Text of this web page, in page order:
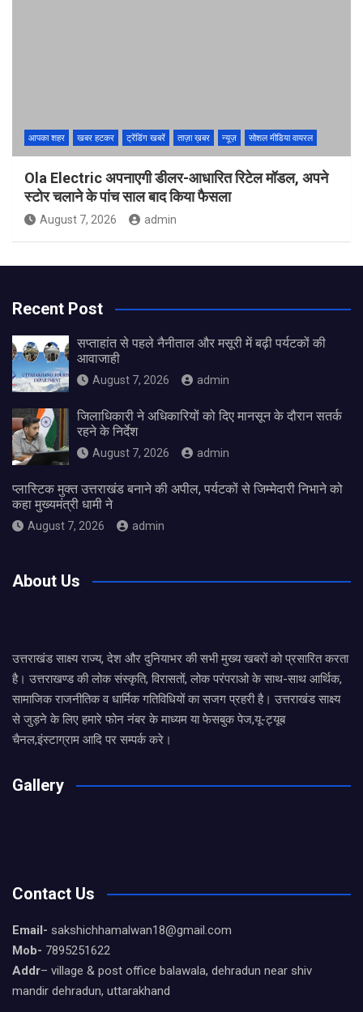
आपका शहर खबर हटकर ट्रेंडिंग खबरें ताज़ा ख़बर न्यूज़ सोशल मीडिया वायरल
Ola Electric अपनाएगी डीलर-आधारित रिटेल मॉडल, अपने
स्टोर चलाने के पांच साल बाद किया फैसला
August 7, 2026 admin
Recent Post
सप्ताहांत से पहले नैनीताल और मसूरी में बढ़ी पर्यटकों की
आवाजाही
August 7, 2026 admin
जिलाधिकारी ने अधिकारियों को दिए मानसून के दौरान सतर्क
रहने के निर्देश
August 7, 2026 admin
प्लास्टिक मुक्त उत्तराखंड बनाने की अपील, पर्यटकों से जिम्मेदारी निभाने को
कहा मुख्यमंत्री धामी ने
August 7, 2026 admin
About Us
उत्तराखंड साक्ष्य राज्य, देश और दुनियाभर की सभी मुख्य खबरों को प्रसारित करता
है। उत्तराखण्ड की लोक संस्कृति, विरासतों, लोक परंपराओ के साथ-साथ आर्थिक,
सामाजिक राजनीतिक व धार्मिक गतिविधियों का सजग प्रहरी है। उत्तराखंड साक्ष्य
से जुड़ने के लिए हमारे फोन नंबर के माध्यम या फेसबुक पेज,यू-ट्यूब
चैनल,इंस्टाग्राम आदि पर सम्पर्क करे।
Gallery
Contact Us
Email- sakshichhamalwan18@gmail.com
Mob- 7895251622
Addr– village & post office balawala, dehradun near shiv
mandir dehradun, uttarakhand